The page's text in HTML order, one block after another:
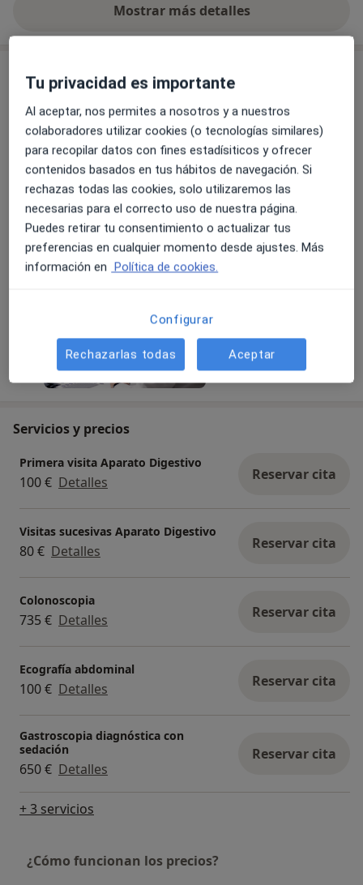
Mostrar más detalles
sobre la experiencia
Novedades
Calle Franz Schubert 2, Zaragoza 50012
Experiencia de 10 años en el sector público y
privado, con especialización en endoscopia
avanzada y trastornos digestivos.
18/08/2024
Servicios y precios
Primera visita Aparato Digestivo
100 € Detalles Reservar cita
Visitas sucesivas Aparato Digestivo
80 € Detalles Reservar cita
Colonoscopia
735 € Detalles Reservar cita
Ecografía abdominal
100 € Detalles Reservar cita
Gastroscopia diagnóstica con
sedación
650 € Detalles
Reservar cita
+ 3 servicios
¿Cómo funcionan los precios?
Tu privacidad es importante
Al aceptar, nos permites a nosotros y a nuestros
colaboradores utilizar cookies (o tecnologías similares)
para recopilar datos con fines estadísiticos y ofrecer
contenidos basados en tus hábitos de navegación. Si
rechazas todas las cookies, solo utilizaremos las
necesarias para el correcto uso de nuestra página.
Puedes retirar tu consentimiento o actualizar tus
preferencias en cualquier momento desde ajustes. Más
información en Política de cookies.
Configurar
Rechazarlas todas Aceptar